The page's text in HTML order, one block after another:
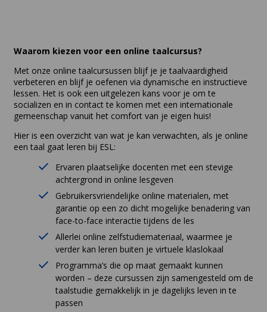
Waarom kiezen voor een online taalcursus?
Met onze online taalcursussen blijf je je taalvaardigheid
verbeteren en blijf je oefenen via dynamische en instructieve
lessen. Het is ook een uitgelezen kans voor je om te
socializen en in contact te komen met een internationale
gemeenschap vanuit het comfort van je eigen huis!
Hier is een overzicht van wat je kan verwachten, als je online
een taal gaat leren bij ESL:
Ervaren plaatselijke docenten met een stevige
achtergrond in online lesgeven
Gebruikersvriendelijke online materialen, met
garantie op een zo dicht mogelijke benadering van
face-to-face interactie tijdens de les
Allerlei online zelfstudiemateriaal, waarmee je
verder kan leren buiten je virtuele klaslokaal
Programma’s die op maat gemaakt kunnen
worden – deze cursussen zijn samengesteld om de
taalstudie gemakkelijk in je dagelijks leven in te
passen